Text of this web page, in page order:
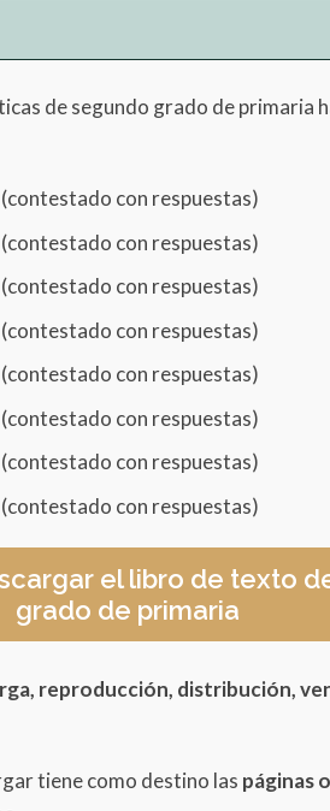
de segundo grado de primaria
con respuestas)
con respuestas)
con respuestas)
con respuestas)
con respuestas)
con respuestas)
con respuestas)
con respuestas)
el libro de texto
grado de primaria
reproducción, distribución,
tiene como destino las páginas